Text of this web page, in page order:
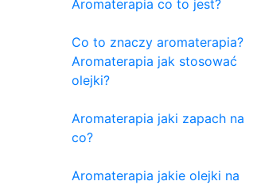
Aromaterapia co to jest?
Co to znaczy aromaterapia?
Aromaterapia jak stosować
olejki?
Aromaterapia jaki zapach na
co?
Aromaterapia jakie olejki na